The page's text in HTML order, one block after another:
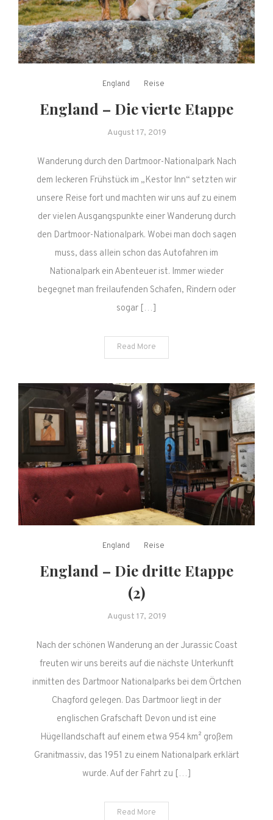
England Reise
England – Die vierte Etappe
August 17, 2019
Wanderung durch den Dartmoor-Nationalpark Nach
dem leckeren Frühstück im „Kestor Inn“ setzten wir
unsere Reise fort und machten wir uns auf zu einem
der vielen Ausgangspunkte einer Wanderung durch
den Dartmoor-Nationalpark. Wobei man doch sagen
muss, dass allein schon das Autofahren im
Nationalpark ein Abenteuer ist. Immer wieder
begegnet man freilaufenden Schafen, Rindern oder
sogar […]
Read More
England Reise
England – Die dritte Etappe
(2)
August 17, 2019
Nach der schönen Wanderung an der Jurassic Coast
freuten wir uns bereits auf die nächste Unterkunft
inmitten des Dartmoor Nationalparks bei dem Örtchen
Chagford gelegen. Das Dartmoor liegt in der
englischen Grafschaft Devon und ist eine
Hügellandschaft auf einem etwa 954 km² großem
Granitmassiv, das 1951 zu einem Nationalpark erklärt
wurde. Auf der Fahrt zu […]
Read More